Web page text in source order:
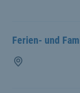
Ferien- und